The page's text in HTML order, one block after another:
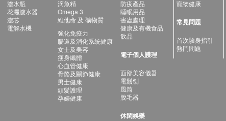
濾水瓶
花灑濾水器
濾芯
電解水機
滴魚精
Omega 3
維他命 及 礦物質
強化免疫力
腸道及消化系統健康
女士及美容
瘦身纖體
心血管健康
骨骼及關節健康
男士健康
頭髮護理
孕婦健康
防疫產品
睡眠用品
害蟲處理
健康及有機食品
飲品
電子個人護理
面部美容儀器
電鬚刨
風筒
脫毛器
休閑娛樂
寵物健康
常見問題
首次驗身指引
熱門問題